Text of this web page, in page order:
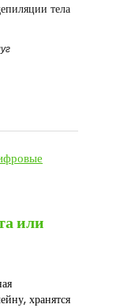
тела
или
хранятся